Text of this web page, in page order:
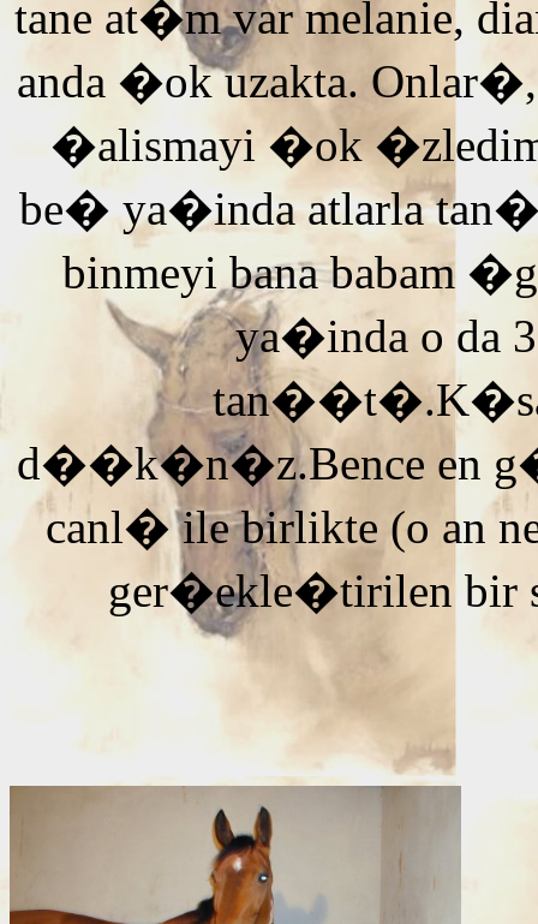
tane at�m var melanie,
anda �ok uzakta.
�alismayi �ok
be� ya�inda atlarla
binmeyi bana babam
ya�inda o da
d��k�n�z.Bence en
canl� ile birlikte (o an
ger�ekle�tirilen bir